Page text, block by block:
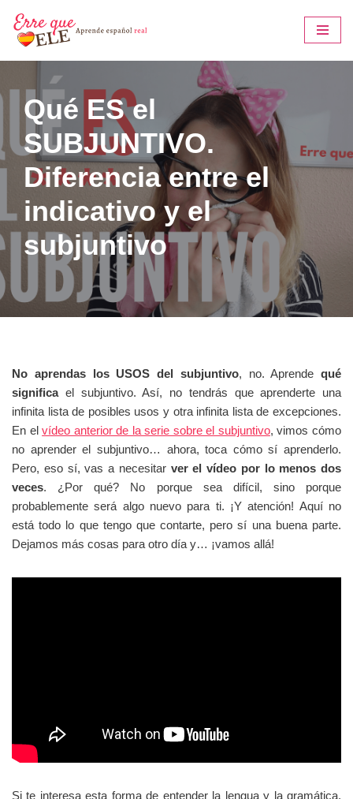
Saltar
al
contenido
Qué ES el
SUBJUNTIVO.
Diferencia entre el
indicativo y el
subjuntivo
No aprendas los USOS del subjuntivo, no. Aprende qué
significael subjuntivo. Así, no tendrás que aprenderte una
infinita lista de posibles usos y otra infinita lista de excepciones.
En elvídeo anterior de la serie sobre el subjuntivo, vimos cómo
no aprender el subjuntivo… ahora, toca cómo sí aprenderlo.
Pero, eso sí, vas a necesitar ver el vídeo por lo menos dos
veces. ¿Por qué? No porque sea difícil, sino porque
probablemente será algo nuevo para ti. ¡Y atención! Aquí no
está todo lo que tengo que contarte, pero sí una buena parte.
Dejamos más cosas para otro día y… ¡vamos allá!
Si te interesa esta forma de entender la lengua y la gramática,